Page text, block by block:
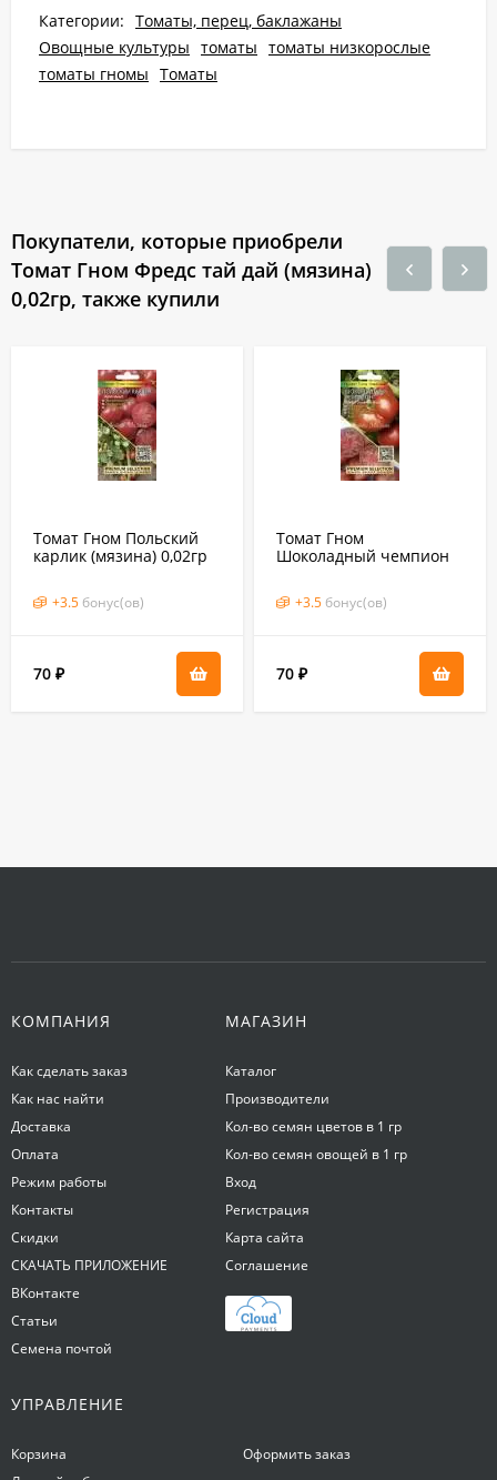
Категории: Томаты, перец, баклажаны
Овощные культуры томаты томаты низкорослые
томаты гномы Томаты
Покупатели, которые приобрели
Томат Гном Фредс тай дай (мязина)
0,02гр, также купили
Томат Гном Польский
карлик (мязина) 0,02гр
+3.5 бонус(ов)
70 ₽
Томат Гном
Шоколадный чемпион
+3.5 бонус(ов)
70 ₽
КОМПАНИЯ
Как сделать заказ
Как нас найти
Доставка
Оплата
Режим работы
Контакты
Скидки
СКАЧАТЬ ПРИЛОЖЕНИЕ
ВКонтакте
Статьи
Семена почтой
МАГАЗИН
Каталог
Производители
Кол-во семян цветов в 1 гр
Кол-во семян овощей в 1 гр
Вход
Регистрация
Карта сайта
Соглашение
УПРАВЛЕНИЕ
Корзина
Оформить заказ